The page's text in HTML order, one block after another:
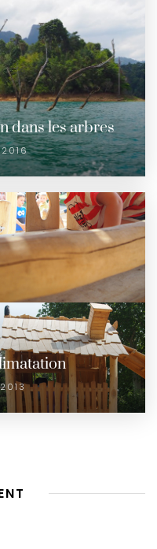
dans les arbres
2016